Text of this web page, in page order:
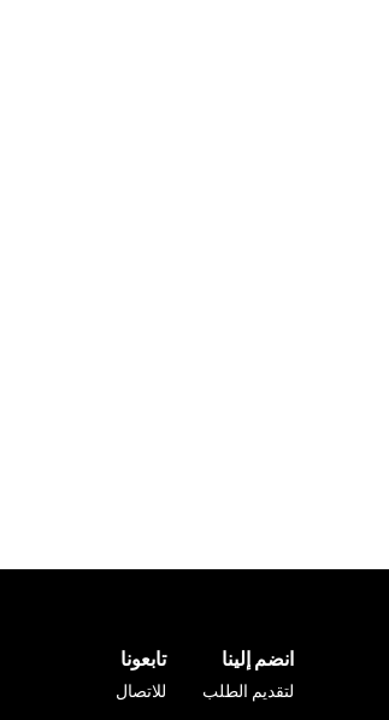
انضم إلينا
لتقديم الطلب
تابعونا
للاتصال